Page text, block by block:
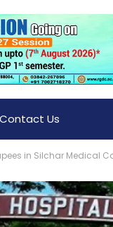
Contact Us
in Silchar Medical